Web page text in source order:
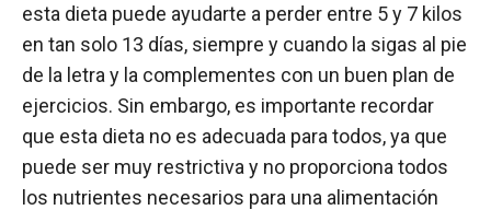
esta dieta puede ayudarte a perder entre 5 y 7 kilos
en tan solo 13 días, siempre y cuando la sigas al pie
de la letra y la complementes con un buen plan de
ejercicios. Sin embargo, es importante recordar
que esta dieta no es adecuada para todos, ya que
puede ser muy restrictiva y no proporciona todos
los nutrientes necesarios para una alimentación